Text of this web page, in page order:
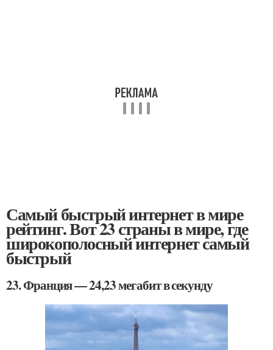
Самый быстрый интернет в мире
рейтинг. Вот 23 страны в мире, где
широкополосный интернет самый
быстрый
23. Франция — 24,23 мегабит в секунду